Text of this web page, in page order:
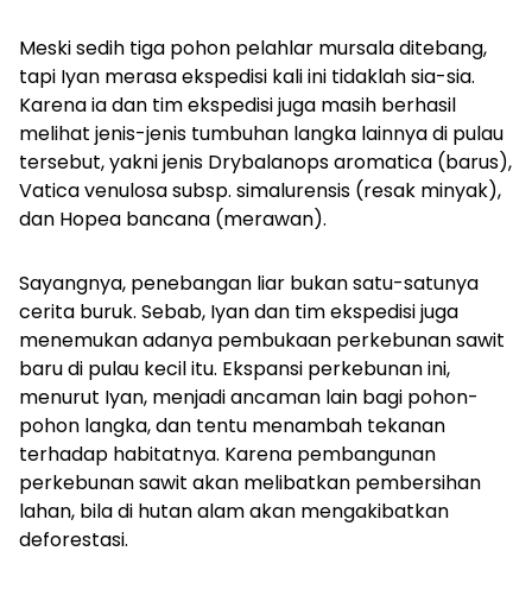
Meski sedih tiga pohon pelahlar mursala ditebang,
tapi Iyan merasa ekspedisi kali ini tidaklah sia-sia.
Karena ia dan tim ekspedisi juga masih berhasil
melihat jenis-jenis tumbuhan langka lainnya di pulau
tersebut, yakni jenis Drybalanops aromatica (barus),
Vatica venulosa subsp. simalurensis (resak minyak),
dan Hopea bancana (merawan).
Sayangnya, penebangan liar bukan satu-satunya
cerita buruk. Sebab, Iyan dan tim ekspedisi juga
menemukan adanya pembukaan perkebunan sawit
baru di pulau kecil itu. Ekspansi perkebunan ini,
menurut Iyan, menjadi ancaman lain bagi pohon-
pohon langka, dan tentu menambah tekanan
terhadap habitatnya. Karena pembangunan
perkebunan sawit akan melibatkan pembersihan
lahan, bila di hutan alam akan mengakibatkan
deforestasi.